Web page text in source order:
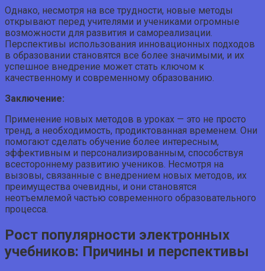
Однако, несмотря на все трудности, новые методы
открывают перед учителями и учениками огромные
возможности для развития и самореализации.
Перспективы использования инновационных подходов
в образовании становятся все более значимыми, и их
успешное внедрение может стать ключом к
качественному и современному образованию.
Заключение:
Применение новых методов в уроках — это не просто
тренд, а необходимость, продиктованная временем. Они
помогают сделать обучение более интересным,
эффективным и персонализированным, способствуя
всестороннему развитию учеников. Несмотря на
вызовы, связанные с внедрением новых методов, их
преимущества очевидны, и они становятся
неотъемлемой частью современного образовательного
процесса.
Рост популярности электронных
учебников: Причины и перспективы